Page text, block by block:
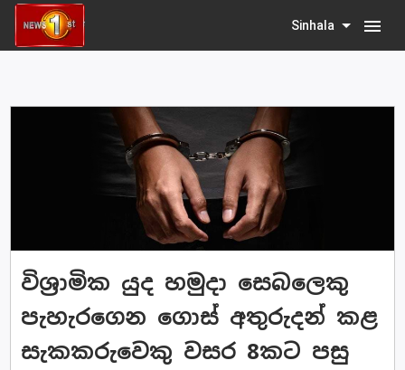
Sinhala menu
විශ්‍රාමික යුද හමුදා සෙබලෙකු
පැහැරගෙන ගොස් අතුරුදන් කළ
සැකකරුවෙකු වසර 8කට පසු